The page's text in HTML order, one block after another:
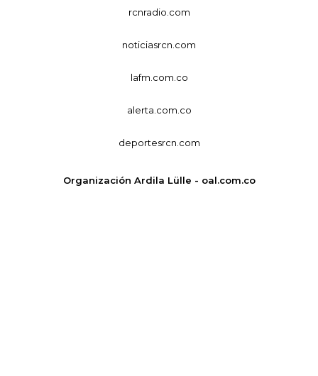
rcnradio.com
noticiasrcn.com
lafm.com.co
alerta.com.co
deportesrcn.com
Organización Ardila Lülle - oal.com.co